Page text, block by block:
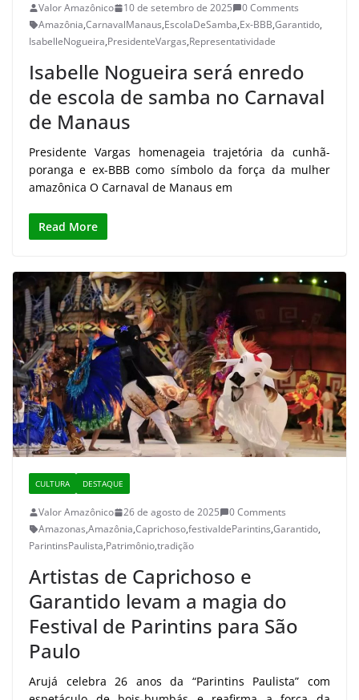
Valor Amazônico 10 de setembro de 2025
0 Comments
Amazônia,CarnavalManaus,EscolaDeSamba,Ex-BBB,Garantido,
IsabelleNogueira,PresidenteVargas,Representatividade
Isabelle Nogueira será enredo
de escola de samba no Carnaval
de Manaus
Presidente Vargas homenageia trajetória da cunhã-
poranga e ex-BBB como símbolo da força da mulher
amazônica O Carnaval de Manaus em
Read More
CULTURA DESTAQUE
Valor Amazônico 26 de agosto de 2025
0 Comments
Amazonas,Amazônia,Caprichoso,festivaldeParintins,Garantido,
ParintinsPaulista,Patrimônio,tradição
Artistas de Caprichoso e
Garantido levam a magia do
Festival de Parintins para São
Paulo
Arujá celebra 26 anos da “Parintins Paulista” com